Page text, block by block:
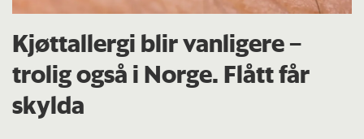
Kjøttallergi blir vanligere –
trolig også i Norge. Flått får
skylda